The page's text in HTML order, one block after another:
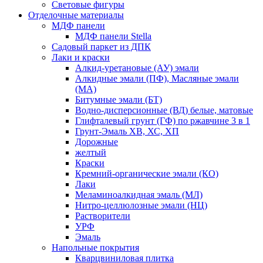
Световые фигуры
Отделочные материалы
МДФ панели
МДФ панели Stella
Садовый паркет из ДПК
Лаки и краски
Алкид-уретановые (АУ) эмали
Алкидные эмали (ПФ), Масляные эмали
(МА)
Битумные эмали (БТ)
Водно-дисперсионные (ВД) белые, матовые
Глифталевый грунт (ГФ) по ржавчине 3 в 1
Грунт-Эмаль ХВ, ХС, ХП
Дорожные
желтый
Краски
Кремний-органические эмали (КО)
Лаки
Меламиноалкидная эмаль (МЛ)
Нитро-целлюлозные эмали (НЦ)
Растворители
УРФ
Эмаль
Напольные покрытия
Кварцвиниловая плитка